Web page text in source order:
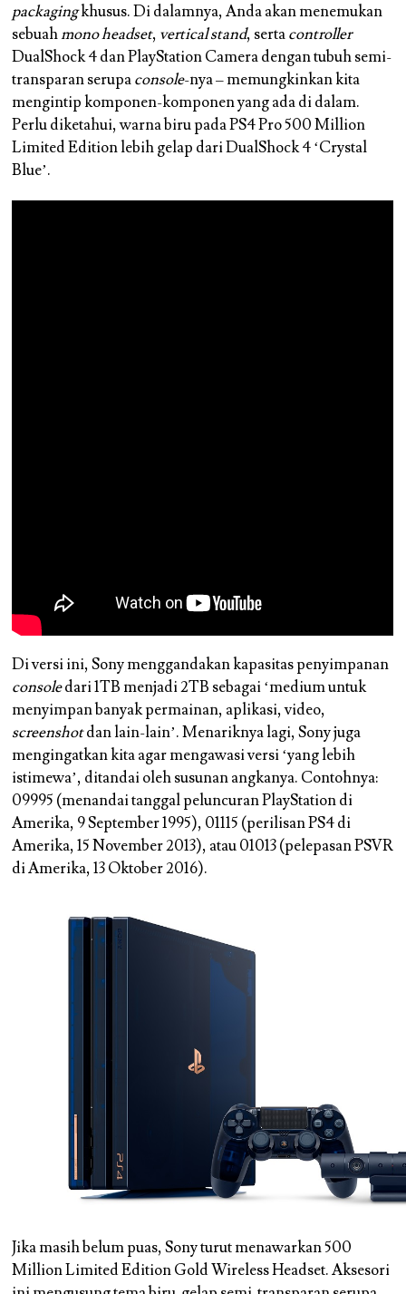
packagingkhusus. Di dalamnya, Anda akan menemukan
sebuahmono headset, verticalstand, sertacontroller
DualShock 4 dan PlayStation Camera dengan tubuh semi-
transparan serupaconsole-nya – memungkinkan kita
mengintip komponen-komponen yang ada di dalam.
Perlu diketahui, warna biru pada PS4 Pro 500 Million
Limited Edition lebih gelap dari DualShock 4 ‘Crystal
Blue’.
Di versi ini, Sony menggandakan kapasitas penyimpanan
consoledari 1TB menjadi 2TB sebagai ‘medium untuk
menyimpan banyak permainan, aplikasi, video,
screenshotdan lain-lain’. Menariknya lagi, Sony juga
mengingatkan kita agar mengawasi versi ‘yang lebih
istimewa’, ditandai oleh susunan angkanya. Contohnya:
09995 (menandai tanggal peluncuran PlayStation di
Amerika, 9 September 1995), 01115 (perilisan PS4 di
Amerika, 15 November 2013), atau 01013 (pelepasan PSVR
di Amerika, 13 Oktober 2016).
Jika masih belum puas, Sony turut menawarkan 500
Million Limited Edition Gold Wireless Headset. Aksesori